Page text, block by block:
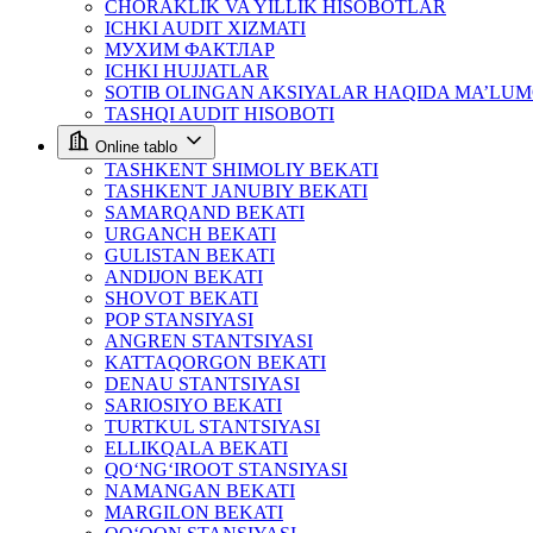
CHORAKLIK VA YILLIK HISOBOTLAR
ICHKI AUDIT XIZMATI
МУХИМ ФАКТЛАР
ICHKI HUJJATLAR
SOTIB OLINGAN AKSIYALAR HAQIDA
TASHQI AUDIT HISOBOTI
Online tablo
TASHKENT SHIMOLIY BEKATI
TASHKENT JANUBIY BEKATI
SAMARQAND BEKATI
URGANCH BEKATI
GULISTAN BEKATI
ANDIJON BEKATI
SHOVOT BEKATI
POP STANSIYASI
ANGREN STANTSIYASI
KATTAQORGON BEKATI
DENAU STANTSIYASI
SARIOSIYO BEKATI
TURTKUL STANTSIYASI
ELLIKQALA BEKATI
QO‘NG‘IROOT STANSIYASI
NAMANGAN BEKATI
MARGILON BEKATI